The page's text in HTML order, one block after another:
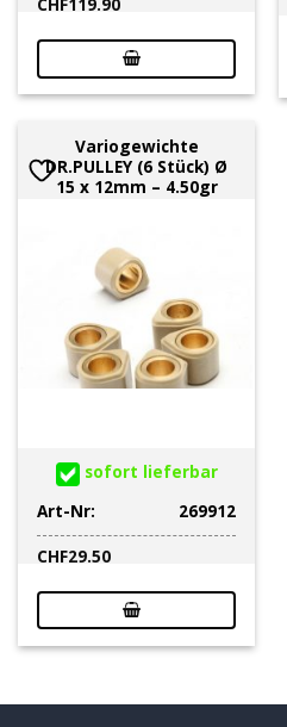
Variogewichte
DR.PULLEY (6 Stück) Ø
15 x 12mm – 4.50gr
sofort lieferbar
Art-Nr:
269912
CHF29.50